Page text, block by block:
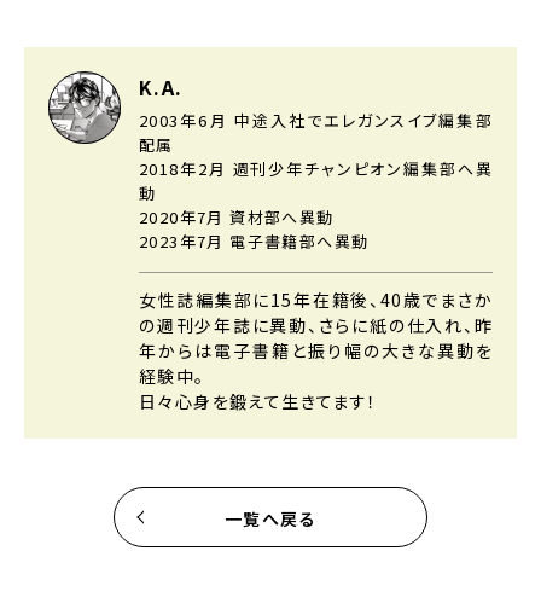
K.A.
2003年6月 中途入社でエレガンスイブ編集部
配属
2018年2月 週刊少年チャンピオン編集部へ異
動
2020年7月 資材部へ異動
2023年7月 電子書籍部へ異動
女性誌編集部に15年在籍後、40歳でまさか
の週刊少年誌に異動、 さらに紙の仕入れ、昨
年からは電子書籍と振り幅の大きな異動を
経験中。
日々心身を鍛えて生きてます！
一覧へ戻る